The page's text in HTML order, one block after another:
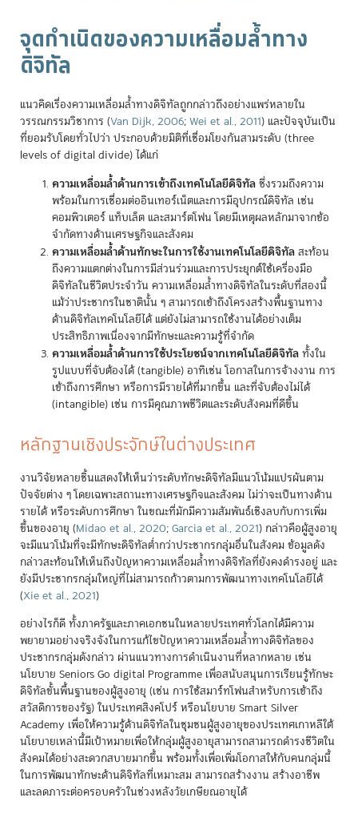
จุดกำเนิดของความเหลื่อมล้ำทาง
ดิจิทัล
แนวคิดเรื่องความเหลื่อมล้ำทางดิจิทัลถูกกล่าวถึงอย่างแพร่หลายใน
วรรณกรรมวิชาการ (Van Dijk, 2006;Wei et al., 2011) และปัจจุบันเป็น
ที่ยอมรับโดยทั่วไปว่า ประกอบด้วยมิติที่เชื่อมโยงกันสามระดับ (three
levels of digital divide) ได้แก่
ความเหลื่อมล้ำด้านการเข้าถึงเทคโนโลยีดิจิทัลซึ่งรวมถึงความ
พร้อมในการเชื่อมต่ออินเทอร์เน็ตและการมีอุปกรณ์ดิจิทัล เช่น
คอมพิวเตอร์ แท็บเล็ต และสมาร์ตโฟน โดยมีเหตุผลหลักมาจากข้อ
จำกัดทางด้านเศรษฐกิจและสังคม
ความเหลื่อมล้ำด้านทักษะในการใช้งานเทคโนโลยีดิจิทัลสะท้อน
ถึงความแตกต่างในการมีส่วนร่วมและการประยุกต์ใช้เครื่องมือ
ดิจิทัลในชีวิตประจำวัน ความเหลื่อมล้ำทางดิจิทัลในระดับที่สองนี้
แม้ว่าประชากรในชาตินั้น ๆ สามารถเข้าถึงโครงสร้างพื้นฐานทาง
ด้านดิจิทัลเทคโนโลยีได้ แต่ยังไม่สามารถใช้งานได้อย่างเต็ม
ประสิทธิภาพเนื่องจากมีทักษะและความรู้ที่จำกัด
ความเหลื่อมล้ำด้านการใช้ประโยชน์จากเทคโนโลยีดิจิทัลทั้งใน
รูปแบบที่จับต้องได้ (tangible) อาทิเช่น โอกาสในการจ้างงาน การ
เข้าถึงการศึกษา หรือการมีรายได้ที่มากขึ้น และที่จับต้องไม่ได้
(intangible) เช่น การมีคุณภาพชีวิตและระดับสังคมที่ดีขึ้น
หลักฐานเชิงประจักษ์ในต่างประเทศ
งานวิจัยหลายชิ้นแสดงให้เห็นว่าระดับทักษะดิจิทัลมีแนวโน้มแปรผันตาม
ปัจจัยต่าง ๆ โดยเฉพาะสถานะทางเศรษฐกิจและสังคม ไม่ว่าจะเป็นทางด้าน
รายได้ หรือระดับการศึกษา ในขณะที่มักมีความสัมพันธ์เชิงลบกับการเพิ่ม
ขึ้นของอายุ (Midao et al., 2020;Garcia et al., 2021) กล่าวคือผู้สูงอายุ
จะมีแนวโน้มที่จะมีทักษะดิจิทัลต่ำกว่าประชากรกลุ่มอื่นในสังคม ข้อมูลดัง
กล่าวสะท้อนให้เห็นถึงปัญหาความเหลื่อมล้ำทางดิจิทัลที่ยังคงดำรงอยู่ และ
ยังมีประชากรกลุ่มใหญ่ที่ไม่สามารถก้าวตามการพัฒนาทางเทคโนโลยีได้
(Xie et al., 2021)
อย่างไรก็ดี ทั้งภาครัฐและภาคเอกชนในหลายประเทศทั่วโลกได้มีความ
พยายามอย่างจริงจังในการแก้ไขปัญหาความเหลื่อมล้ำทางดิจิทัลของ
ประชากรกลุ่มดังกล่าว ผ่านแนวทางการดำเนินงานที่หลากหลาย เช่น
นโยบาย Seniors Go digital Programme เพื่อสนับสนุนการเรียนรู้ทักษะ
ดิจิทัลขั้นพื้นฐานของผู้สูงอายุ (เช่น การใช้สมาร์ทโฟนสำหรับการเข้าถึง
สวัสดิการของรัฐ) ในประเทศสิงคโปร์ หรือนโยบาย Smart Silver
Academy เพื่อให้ความรู้ด้านดิจิทัลในชุมชนผู้สูงอายุของประเทศเกาหลีใต้
นโยบายเหล่านี้มีเป้าหมายเพื่อให้กลุ่มผู้สูงอายุสามารถสามารถดำรงชีวิตใน
สังคมได้อย่างสะดวกสบายมากขึ้น พร้อมทั้งเพื่อเพิ่มโอกาสให้กับคนกลุ่มนี้
ในการพัฒนาทักษะด้านดิจิทัลที่เหมาะสม สามารถสร้างงาน สร้างอาชีพ
และลดภาระต่อครอบครัวในช่วงหลังวัยเกษียณอายุได้